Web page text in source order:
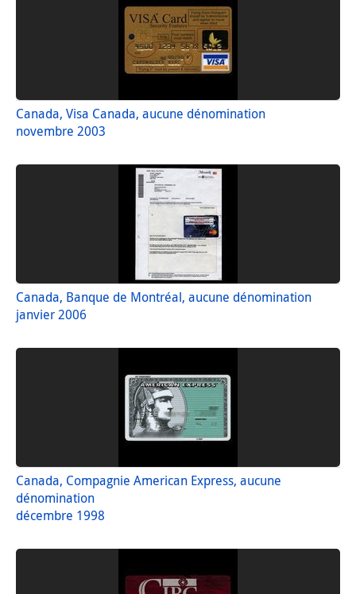
Canada, Visa Canada, aucune dénomination
novembre 2003
Canada, Banque de Montréal, aucune dénomination
janvier 2006
Canada, Compagnie American Express, aucune
dénomination
décembre 1998